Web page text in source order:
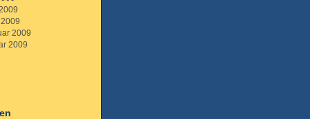
2009
2009